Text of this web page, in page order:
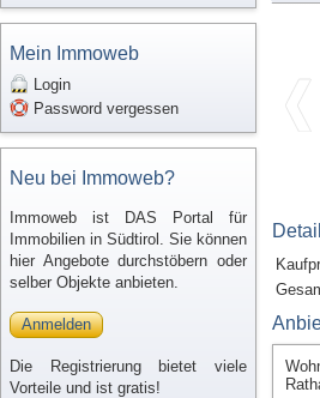
Mein Immoweb
Login
Password vergessen
Neu bei Immoweb?
Immoweb ist DAS Portal für
Immobilien in Südtirol. Sie können
hier Angebote durchstöbern oder
selber Objekte anbieten.
Anmelden
Die Registrierung bietet viele
Vorteile und ist gratis!